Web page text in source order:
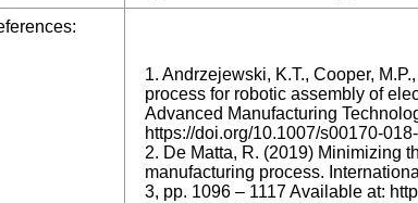
1. Andrzejewski, K.T., Cooper,
process for robotic assembly of
Advanced Manufacturing
https://doi.org/10.1007/s00170-
2. De Matta, R. (2019) Minimizing
manufacturing process.
3, pp. 1096 – 1117 Available at: